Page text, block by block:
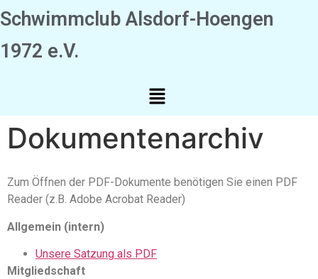
Schwimmclub Alsdorf-Hoengen
1972 e.V.
Dokumentenarchiv
Zum Öffnen der PDF-Dokumente benötigen Sie einen PDF
Reader (z.B. Adobe Acrobat Reader)
Allgemein (intern)
Unsere Satzung als PDF
Mitgliedschaft